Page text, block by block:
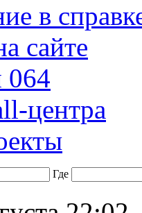
в
сайте
064
центра
Где